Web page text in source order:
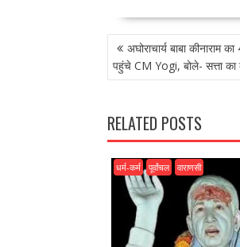
e
b
o
k
to
d
o
l
POST
NAVIGATION
अघोराचार्य बाबा
पहुंचे CM Yogi, बोले- सत्ता
RELATED POSTS
धर्म-कर्म पूर्वांचल वाराणसी